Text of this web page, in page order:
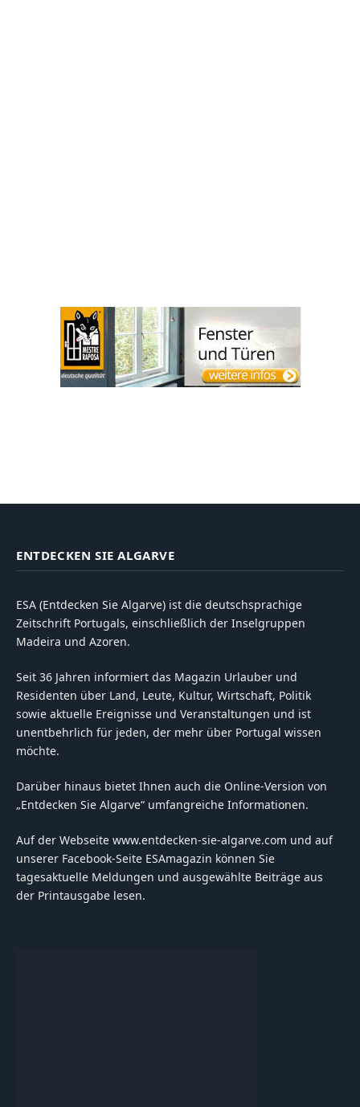
ENTDECKEN SIE ALGARVE
ESA (Entdecken Sie Algarve) ist die deutschsprachige
Zeitschrift Portugals, einschließlich der Inselgruppen
Madeira und Azoren.
Seit 36 Jahren informiert das Magazin Urlauber und
Residenten über Land, Leute, Kultur, Wirtschaft, Politik
sowie aktuelle Ereignisse und Veranstaltungen und ist
unentbehrlich für jeden, der mehr über Portugal wissen
möchte.
Darüber hinaus bietet Ihnen auch die Online-Version von
„Entdecken Sie Algarve“ umfangreiche Informationen.
Auf der Webseite www.entdecken-sie-algarve.com und auf
unserer Facebook-Seite ESAmagazin können Sie
tagesaktuelle Meldungen und ausgewählte Beiträge aus
der Printausgabe lesen.